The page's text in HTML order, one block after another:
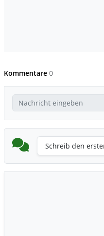
Kommentare 0
Schreib den